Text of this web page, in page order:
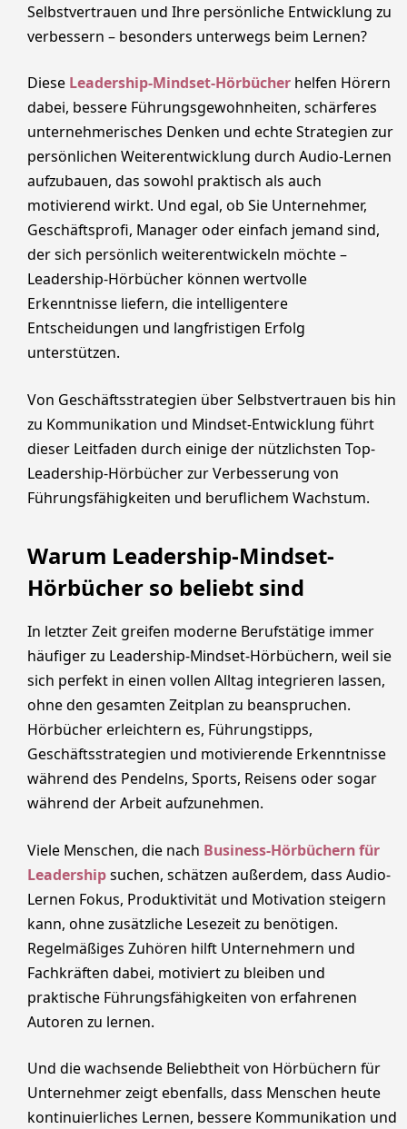
Selbstvertrauen und Ihre persönliche Entwicklung zu
verbessern – besonders unterwegs beim Lernen?
Diese Leadership-Mindset-Hörbücher helfen Hörern
dabei, bessere Führungsgewohnheiten, schärferes
unternehmerisches Denken und echte Strategien zur
persönlichen Weiterentwicklung durch Audio-Lernen
aufzubauen, das sowohl praktisch als auch
motivierend wirkt. Und egal, ob Sie Unternehmer,
Geschäftsprofi, Manager oder einfach jemand sind,
der sich persönlich weiterentwickeln möchte –
Leadership-Hörbücher können wertvolle
Erkenntnisse liefern, die intelligentere
Entscheidungen und langfristigen Erfolg
unterstützen.
Von Geschäftsstrategien über Selbstvertrauen bis hin
zu Kommunikation und Mindset-Entwicklung führt
dieser Leitfaden durch einige der nützlichsten Top-
Leadership-Hörbücher zur Verbesserung von
Führungsfähigkeiten und beruflichem Wachstum.
Warum Leadership-Mindset-
Hörbücher so beliebt sind
In letzter Zeit greifen moderne Berufstätige immer
häufiger zu Leadership-Mindset-Hörbüchern, weil sie
sich perfekt in einen vollen Alltag integrieren lassen,
ohne den gesamten Zeitplan zu beanspruchen.
Hörbücher erleichtern es, Führungstipps,
Geschäftsstrategien und motivierende Erkenntnisse
während des Pendelns, Sports, Reisens oder sogar
während der Arbeit aufzunehmen.
Viele Menschen, die nach Business-Hörbüchern für
Leadershipsuchen, schätzen außerdem, dass Audio-
Lernen Fokus, Produktivität und Motivation steigern
kann, ohne zusätzliche Lesezeit zu benötigen.
Regelmäßiges Zuhören hilft Unternehmern und
Fachkräften dabei, motiviert zu bleiben und
praktische Führungsfähigkeiten von erfahrenen
Autoren zu lernen.
Und die wachsende Beliebtheit von Hörbüchern für
Unternehmer zeigt ebenfalls, dass Menschen heute
kontinuierliches Lernen, bessere Kommunikation und